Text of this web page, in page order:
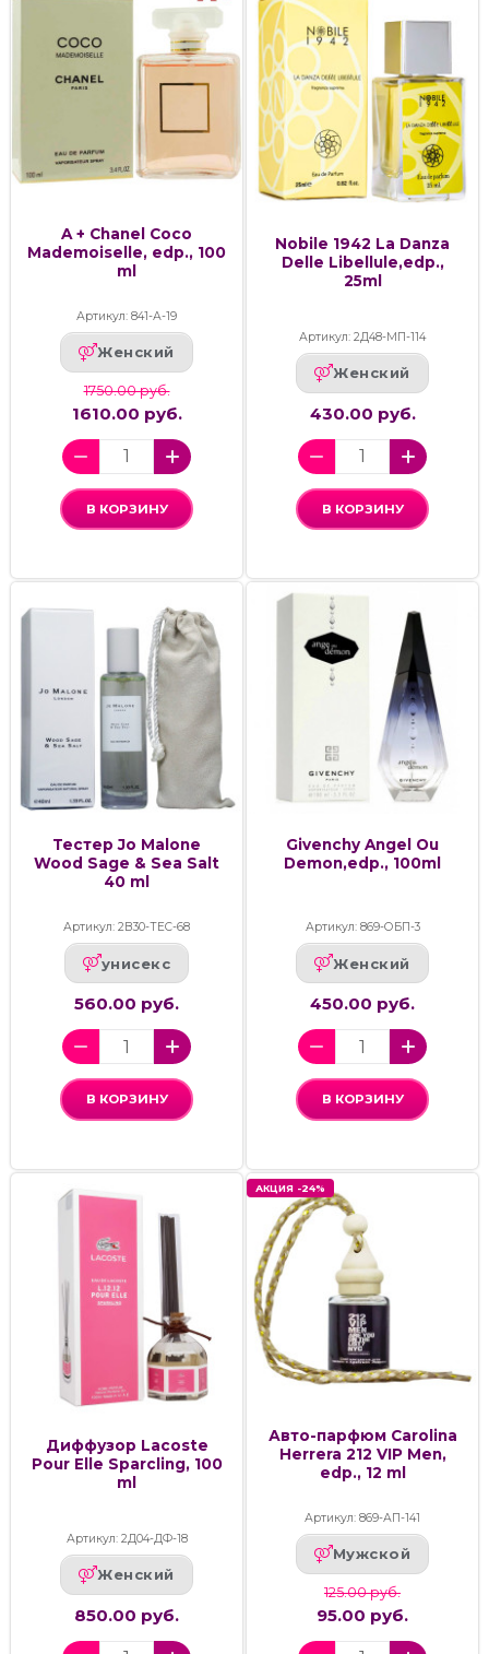
A + Chanel Coco
Mademoiselle, edp., 100
ml
Артикул: 841-А-19
Женский
1750.00 руб.
1610.00 руб.
В КОРЗИНУ
Nobile 1942 La Danza
Delle Libellule,edp.,
25ml
Артикул: 2Д48-МП-114
Женский
430.00 руб.
В КОРЗИНУ
Тестер Jo Malone
Wood Sage & Sea Salt
40 ml
Артикул: 2В30-ТЕС-68
унисекс
560.00 руб.
В КОРЗИНУ
Givenchy Angel Ou
Demon,edp., 100ml
Артикул: 869-ОБП-3
Женский
450.00 руб.
В КОРЗИНУ
Диффузор Lacoste
Pour Elle Sparcling, 100
ml
Артикул: 2Д04-ДФ-18
Женский
850.00 руб.
АКЦИЯ -24%
Авто-парфюм Carolina
Herrera 212 VIP Men,
edp., 12 ml
Артикул: 869-АП-141
Мужской
125.00 руб.
95.00 руб.